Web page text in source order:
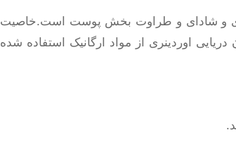
اوردینری از مواد ارگانیک استفاده شده